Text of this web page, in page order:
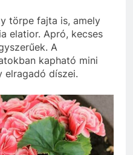
törpe fajta is, amely
elatior. Apró, kecses
A
kapható mini
elragadó díszei.